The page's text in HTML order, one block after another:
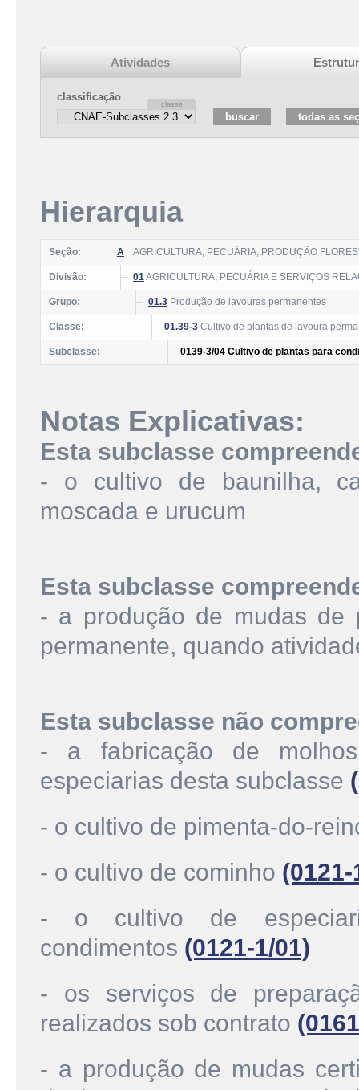
Atividades
classificação
Hierarquia
Seção: A AGRICULTURA, PECUÁRIA, PRODUÇÃO
Divisão: 01AGRICULTURA, PECUÁRIA E SERVIÇOS
Grupo: 01.3 Produção de lavouras permanentes
Classe: 01.39-3 Cultivo de plantas de lavoura
Subclasse: 0139-3/04 Cultivo de plantas para
Notas Explicativas:
Esta subclasse
- o cultivo de baunilha,
moscada e urucum
Esta subclasse
- a produção de mudas de
permanente, quando
Esta subclasse não
- a fabricação de
especiarias desta subclasse
- o cultivo de pimenta-do-
- o cultivo de cominho (0121-
- o cultivo de
condimentos (0121-1/01)
- os serviços de
realizados sob contrato
- a produção de mudas